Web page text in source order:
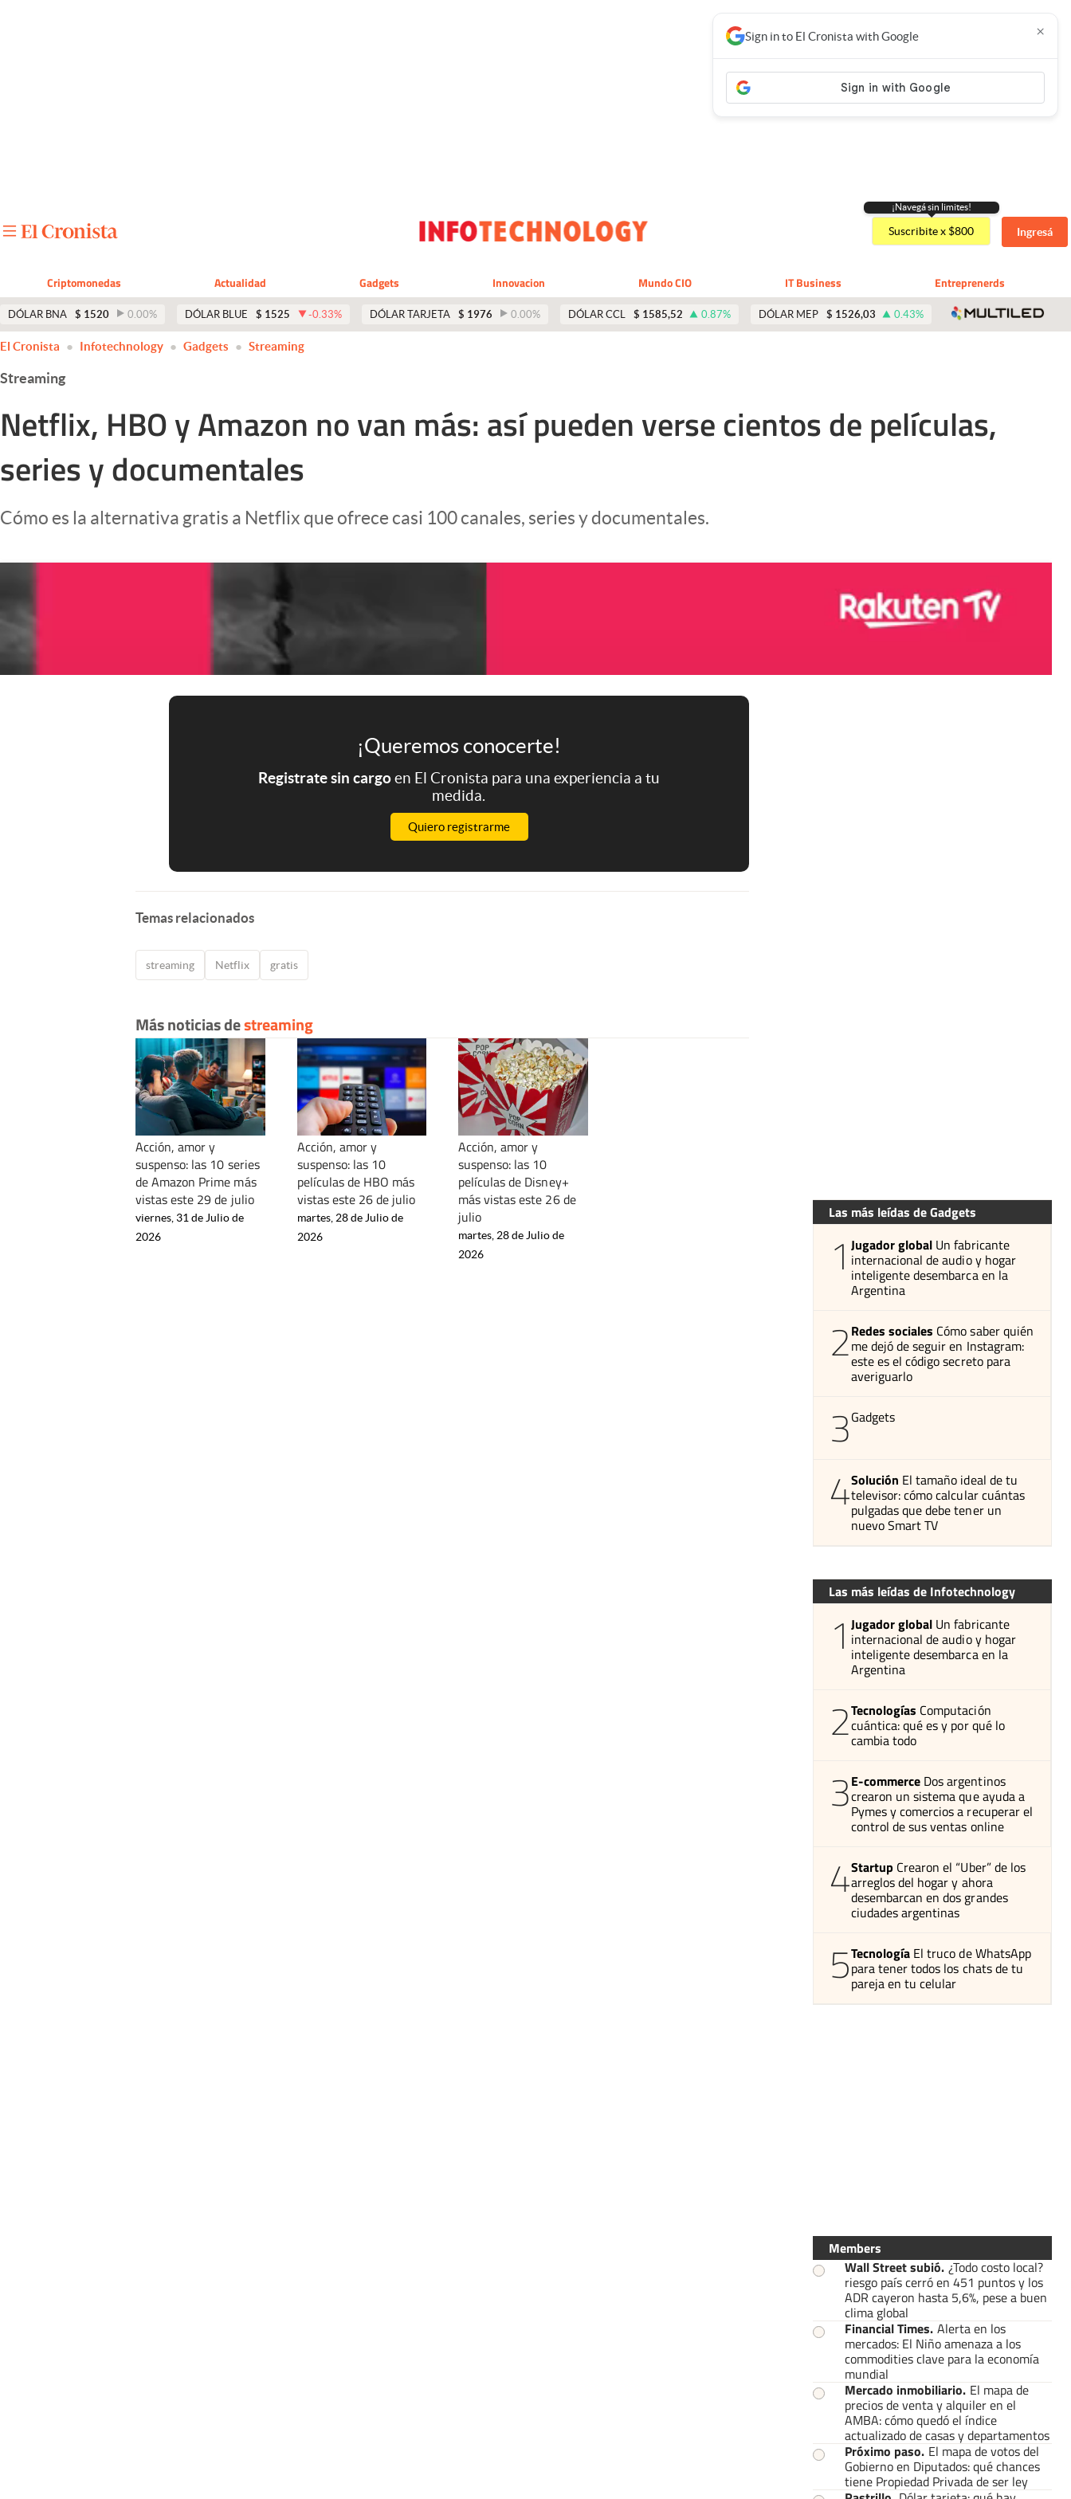
Apertura
Clima
Mundial 2026
Eventos Corporativos
El Cronista Studio
¡Navegá sin limites!
Suscribite x $800 Ingresá
Criptomonedas Actualidad Gadgets Innovacion Mundo CIO IT Business Entreprenerds
DÓLAR BNA $ 1520 0.00% DÓLAR BLUE $ 1525 -0.33% DÓLAR TARJETA $ 1976 0.00% DÓLAR CCL $ 1585,52 0.87% DÓLAR MEP $ 1526,03 0.43%
Sign in to El Cronista with Google ×
El Cronista Infotechnology Gadgets Streaming
Streaming
Netflix, HBO y Amazon no van más: así pueden verse cientos de películas,
series y documentales
Cómo es la alternativa gratis a Netflix que ofrece casi 100 canales, series y documentales.
¡Queremos conocerte!
Registrate sin cargoen El Cronista para una experiencia a tu
medida.
Quiero registrarme
Temas relacionados
streaming Netflix gratis
Más noticias destreaming
Acción, amor y
suspenso: las 10 series
de Amazon Prime más
vistas este 29 de julio
viernes, 31 de Julio de
2026
Acción, amor y
suspenso: las 10
películas de HBO más
vistas este 26 de julio
martes, 28 de Julio de
2026
Acción, amor y
suspenso: las 10
películas de Disney+
más vistas este 26 de
julio
martes, 28 de Julio de
2026
Las más leídas de Gadgets
1 Jugador global Un fabricante
internacional de audio y hogar
inteligente desembarca en la
Argentina
2Redes sociales Cómo saber quién
me dejó de seguir en Instagram:
este es el código secreto para
averiguarlo
3Gadgets
4Solución El tamaño ideal de tu
televisor: cómo calcular cuántas
pulgadas que debe tener un
nuevo Smart TV
Las más leídas de Infotechnology
1 Jugador global Un fabricante
internacional de audio y hogar
inteligente desembarca en la
Argentina
2Tecnologías Computación
cuántica: qué es y por qué lo
cambia todo
3E-commerce Dos argentinos
crearon un sistema que ayuda a
Pymes y comercios a recuperar el
control de sus ventas online
4Startup Crearon el “Uber” de los
arreglos del hogar y ahora
desembarcan en dos grandes
ciudades argentinas
5Tecnología El truco de WhatsApp
para tener todos los chats de tu
pareja en tu celular
Members
Wall Street subió. ¿Todo costo local?
riesgo país cerró en 451 puntos y los
ADR cayeron hasta 5,6%, pese a buen
clima global
Financial Times. Alerta en los
mercados: El Niño amenaza a los
commodities clave para la economía
mundial
Mercado inmobiliario. El mapa de
precios de venta y alquiler en el
AMBA: cómo quedó el índice
actualizado de casas y departamentos
Próximo paso. El mapa de votos del
Gobierno en Diputados: qué chances
tiene Propiedad Privada de ser ley